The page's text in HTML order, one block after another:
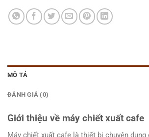
MÔ TẢ
ĐÁNH GIÁ (0)
Giới thiệu về máy chiết xuất cafe
Máy chiết xuất cafe là thiết bị chuyên